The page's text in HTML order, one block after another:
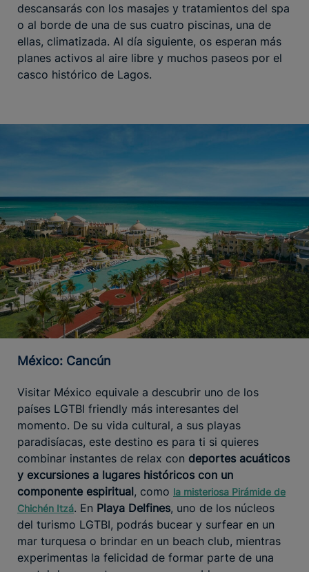
descansarás con los masajes y tratamientos del spa
o al borde de una de sus cuatro piscinas, una de
ellas, climatizada. Al día siguiente, os esperan más
planes activos al aire libre y muchos paseos por el
casco histórico de Lagos.
México: Cancún
Visitar México equivale a descubrir uno de los
países LGTBI friendly más interesantes del
momento. De su vida cultural, a sus playas
paradisíacas, este destino es para ti si quieres
combinar instantes de relax con deportes acuáticos
y excursiones a lugares históricos con un
componente espiritual, como la misteriosa Pirámide de
Chichén Itzá. En Playa Delfines, uno de los núcleos
del turismo LGTBI, podrás bucear y surfear en un
mar turquesa o brindar en un beach club, mientras
experimentas la felicidad de formar parte de una